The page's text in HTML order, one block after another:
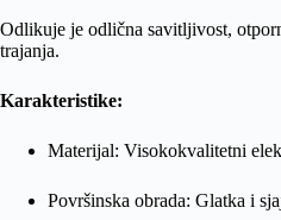
Odlikuje je odlična savitljivost,
trajanja.
Karakteristike:
Materijal: Visokokvalitetni
Površinska obrada: Glatka i